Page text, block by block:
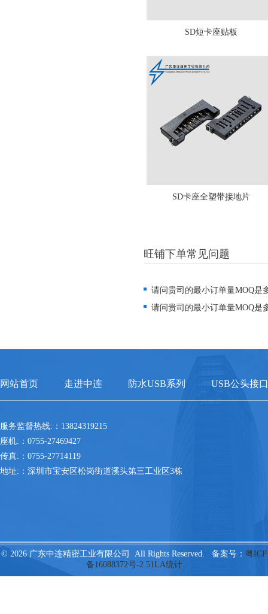
SD短卡座贴板
SD卡座全塑带接地片
旺铺下单常见问题
请问贵司的最小订单量MOQ是
请问贵司的最小订单量MOQ是
网站首页 走进中连 防水USB系列 USB公头接口
服务监督热线:：13824319215
座机:：0755-27469427
传真:：0755-27714119
地址:：深圳市宝安区松岗街道溪头第三工业区3栋
© 2026 广东中连精密工业有限公司 All Rights Reserved. 备案号： 粤ICP
备16088372号-2 51LA统计